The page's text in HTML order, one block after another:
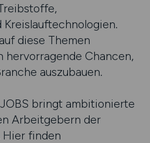
diese Themen
hervorragende Chancen,
auszubauen.
bringt ambitionierte
Arbeitgebern der
Hier finden